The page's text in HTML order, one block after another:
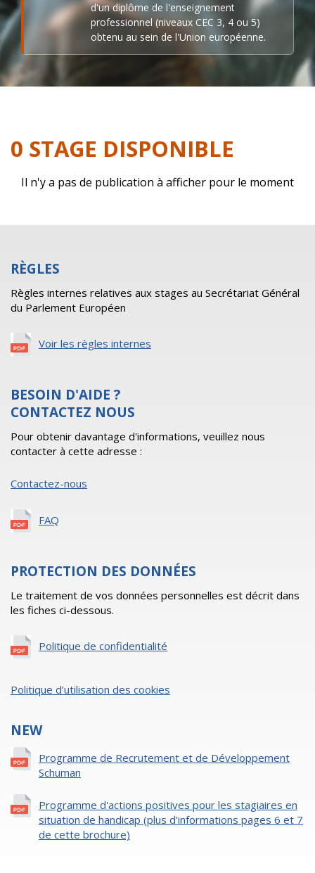
d'un diplôme de l'enseignement
professionnel (niveaux CEC 3, 4 ou 5)
obtenu au sein de l'Union européenne.
0 STAGE DISPONIBLE
Il n'y a pas de publication à afficher pour le moment
RÈGLES
Règles internes relatives aux stages au Secrétariat Général
du Parlement Européen
Voir les règles internes
BESOIN D'AIDE ?
CONTACTEZ NOUS
Pour obtenir davantage d'informations, veuillez nous
contacter à cette adresse :
Contactez-nous
FAQ
PROTECTION DES DONNÉES
Le traitement de vos données personnelles est décrit dans
les fiches ci-dessous.
Politique de confidentialité
Politique d’utilisation des cookies
NEW
Programme de Recrutement et de Développement
Schuman
Programme d'actions positives pour les stagiaires en
situation de handicap (plus d'informations pages 6 et 7
de cette brochure)